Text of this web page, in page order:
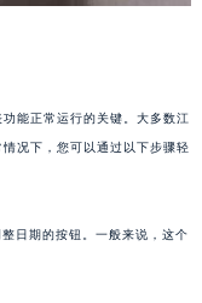
能正常运行的关键。大多数江
况下，您可以通过以下步骤轻
日期的按钮。一般来说，这个